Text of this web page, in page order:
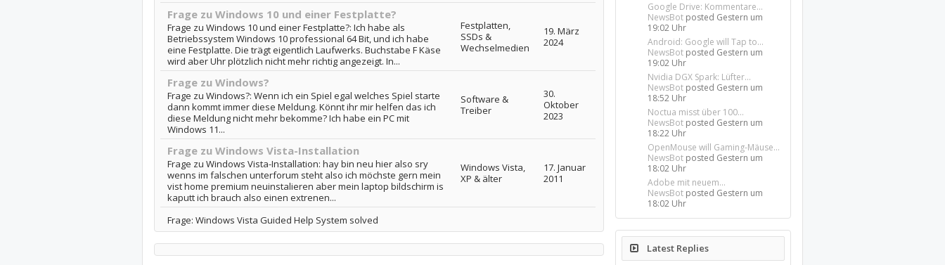
Frage zu Windows 10 und einer Festplatte?
Frage zu Windows 10 und einer Festplatte?: Ich habe als
Betriebssystem Windows 10 professional 64 Bit, und ich habe
eine Festplatte. Die trägt eigentlich Laufwerks. Buchstabe F Käse
wird aber Uhr plötzlich nicht mehr richtig angezeigt. In...
Festplatten,
SSDs &
Wechselmedien
19. März
2024
Frage zu Windows?
Frage zu Windows?: Wenn ich ein Spiel egal welches Spiel starte
dann kommt immer diese Meldung. Könnt ihr mir helfen das ich
diese Meldung nicht mehr bekomme? Ich habe ein PC mit
Windows 11...
Software &
Treiber
30.
Oktober
2023
Frage zu Windows Vista-Installation
Frage zu Windows Vista-Installation: hay bin neu hier also sry
wenns im falschen unterforum steht also ich möchste gern mein
vist home premium neuinstalieren aber mein laptop bildschirm is
kaputt ich brauch also einen extrenen...
Windows Vista,
XP & älter
17. Januar
2011
Frage: Windows Vista Guided Help System solved
Google Drive: Kommentare...
NewsBot posted Gestern um
19:02 Uhr
Android: Google will Tap to...
NewsBot posted Gestern um
19:02 Uhr
Nvidia DGX Spark: Lüfter...
NewsBot posted Gestern um
18:52 Uhr
Noctua misst über 100...
NewsBot posted Gestern um
18:22 Uhr
OpenMouse will Gaming-Mäuse...
NewsBot posted Gestern um
18:02 Uhr
Adobe mit neuem...
NewsBot posted Gestern um
18:02 Uhr
Latest Replies